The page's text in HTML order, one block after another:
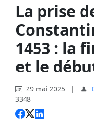
La prise
1453 : la
et le
29 mai 2025 |
3348